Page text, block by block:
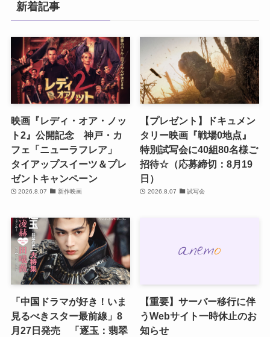
新着記事
映画『レディ・オア・ノッ
ト2』公開記念 神戸・カ
フェ「ニューラフレア」
タイアップスイーツ＆プレ
ゼントキャンペーン
2026.8.07 新作映画
【プレゼント】ドキュメン
タリー映画『戦場0地点』
特別試写会に40組80名様ご
招待☆（応募締切：8月19
日）
2026.8.07 試写会
「中国ドラマが好き！いま
見るべきスター最前線」8
月27日発売 「逐玉：翡翠
【重要】サーバー移行に伴
うWebサイト一時休止のお
知らせ